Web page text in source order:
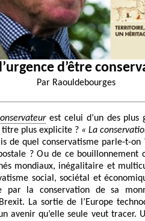
d’être
Par Raouldebourges
est celui d’un des plus
titre plus explicite ? « La
de quel conservatisme parle-t-on
? Ou de ce bouillonnement
mondiaux, inégalitaire et
social, sociétal et
par la conservation de sa
La sortie de l’Europe
avenir qu’elle seule veut tracer.